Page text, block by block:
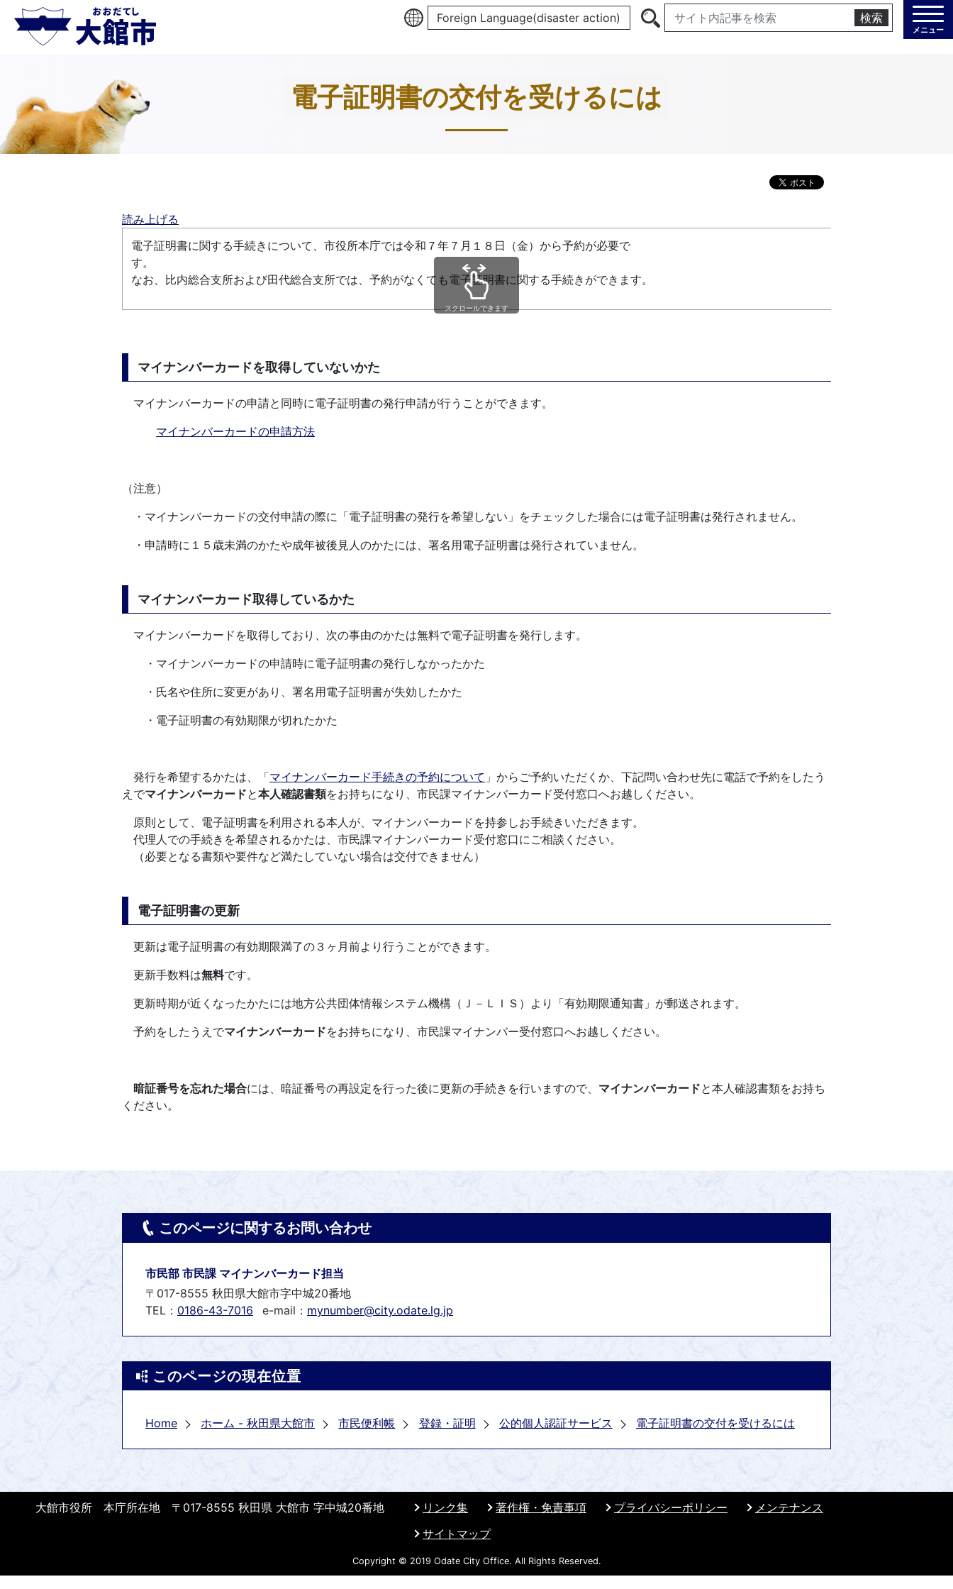
Foreign Language(disaster action) 検索
メニュー
電子証明書の交付を受けるには
読み上げる
電子証明書に関する手続きについて、市役所本庁では令和７年７月１８日（金）から予約が必要で
す
なお、比内総合支所および田代総合支所では、予約がなくても電子証明書に関する手続きができます。
スクロールできます
マイナンバーカードを取得していないかた
マイナンバーカードの申請と同時に電子証明書の発行申請が行うことができます。
マイナンバーカードの申請方法
（注意）
・マイナンバーカードの交付申請の際に「電子証明書の発行を希望しない」をチェックした場合には電子証明書は発行されません。
・申請時に１５歳未満のかたや成年被後見人のかたには、署名用電子証明書は発行されていません。
マイナンバーカード取得しているかた
マイナンバーカードを取得しており、次の事由のかたは無料で電子証明書を発行します。
・マイナンバーカードの申請時に電子証明書の発行しなかったかた
・氏名や住所に変更があり、署名用電子証明書が失効したかた
・電子証明書の有効期限が切れたかた
発行を希望するかたは、「マイナンバーカード手続きの予約について 」からご予約いただくか、下記問い合わせ先に電話で予約をしたう
えでマイナンバーカードと本人確認書類をお持ちになり、市民課マイナンバーカード受付窓口へお越しください。
原則として、電子証明書を利用される本人が、マイナンバーカードを持参しお手続きいただきます。
代理人での手続きを希望されるかたは、市民課マイナンバーカード受付窓口にご相談ください。
（必要となる書類や要件など満たしていない場合は交付できません）
電子証明書の更新
更新は電子証明書の有効期限満了の３ヶ月前より行うことができます。
更新手数料は無料です。
更新時期が近くなったかたには地方公共団体情報システム機構（Ｊ－ＬＩＳ）より「有効期限通知書」が郵送されます。
予約をしたうえでマイナンバーカードをお持ちになり、市民課マイナンバー受付窓口へお越しください。
暗証番号を忘れた場合には、暗証番号の再設定を行った後に更新の手続きを行いますので、 マイナンバーカードと本人確認書類をお持ち
ください。
このページに関するお問い合わせ
市民部 市民課 マイナンバーカード担当
〒017-8555 秋田県大館市字中城20番地
TEL： 0186-43-7016 e-mail： mynumber@city.odate.lg.jp
このページの現在位置
Home ホーム - 秋田県大館市 市民便利帳 登録・証明 公的個人認証サービス 電子証明書の交付を受けるには
リンク集 著作権・免責事項 プライバシーポリシー
メンテナンス
サイトマップ
大館市役所 本庁所在地 〒017-8555 秋田県 大館市 字中城20番地
Copyright © 2019 Odate City Office. All Rights Reserved.